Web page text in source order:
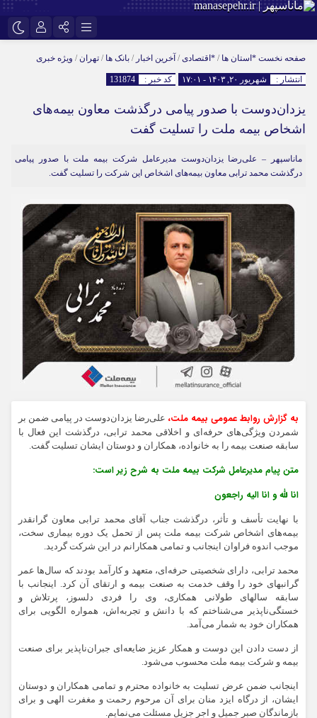
اینستاگرام تلگرام
سروش ایتا
آپارات رمز عبور
مرا به خاطر بسپار
صفحه نخست *استان ها / *اقتصادی/ آخرین اخبار / بانک ها / تهران/ ویژه خبری
انتشار : شهریور ۲۰, ۱۴۰۳ - ۱۷:۰۱ کد خبر : 131874
یزدان‌دوست با صدور پیامی درگذشت معاون بیمه‌های
اشخاص بیمه ملت را تسلیت گفت
ماناسپهر – علی‌رضا یزدان‌دوست مدیرعامل شرکت بیمه ملت با صدور پیامی
درگذشت محمد ترابی معاون بیمه‌های اشخاص این شرکت را تسلیت گفت.
به گزارش روابط عمومی بیمه ملت، علی‌رضا یزدان‌دوست در پیامی ضمن بر
شمردن ویژگی‌های حرفه‌ای و اخلاقی محمد ترابی، درگذشت این فعال با
سابقه صنعت بیمه را به خانواده، همکاران و دوستان ایشان تسلیت گفت.
متن پیام مدیرعامل شرکت بیمه ملت به شرح زیر است:
انا لله و انا الیه راجعون
با نهایت تأسف و تأثر، درگذشت جناب آقای محمد ترابی معاون گرانقدر
بیمه‌های اشخاص شرکت بیمه ملت پس از تحمل یک دوره بیماری سخت،
موجب اندوه فراوان اینجانب و تمامی همکارانم در این شرکت گردید.
محمد ترابی، دارای شخصیتی حرفه‌ای، متعهد و کارآمد بودند که سال‌ها عمر
گرانبهای خود را وقف خدمت به صنعت بیمه و ارتقای آن کرد. اینجانب با
سابقه سالهای طولانی همکاری، وی را فردی دلسوز، پرتلاش و
خستگی‌ناپذیر می‌شناختم که با دانش و تجربه‌اش، همواره الگویی برای
همکاران خود به شمار می‌آمد.
از دست دادن این دوست و همکار عزیز ضایعه‌ای جبران‌ناپذیر برای صنعت
بیمه و شرکت بیمه ملت محسوب می‌شود.
اینجانب ضمن عرض تسلیت به خانواده محترم و تمامی همکاران و دوستان
ایشان، از درگاه ایزد منان برای آن مرحوم رحمت و مغفرت الهی و برای
بازماندگان صبر جمیل و اجر جزیل مسئلت می‌نمایم.